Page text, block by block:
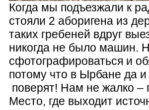
Когда мы подъезжали к
стояли 2 аборигена из
таких гребеней вдруг
никогда не было машин.
сфотографироваться и
потому что в Ырбане да
поверят! Нам не жалко –
Место, где выходит